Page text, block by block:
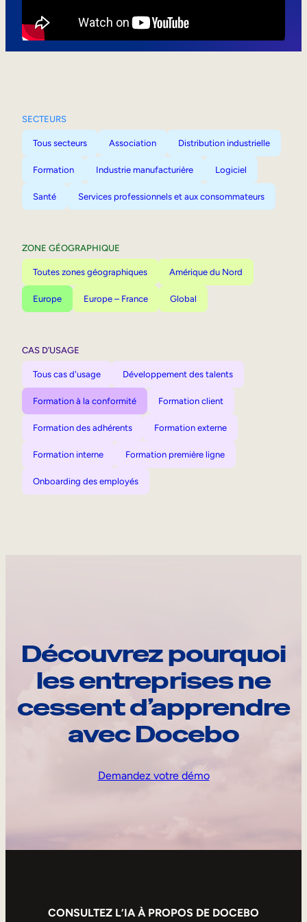
SECTEURS
Tous secteurs Association Distribution industrielle
Formation Industrie manufacturière Logiciel
Santé Services professionnels et aux consommateurs
ZONE GÉOGRAPHIQUE
Toutes zones géographiques Amérique du Nord
Europe Europe – France Global
CAS D’USAGE
Tous cas d'usage Développement des talents
Formation à la conformité Formation client
Formation des adhérents Formation externe
Formation interne Formation première ligne
Onboarding des employés
Découvrez pourquoi
les entreprises ne
cessent d’apprendre
avec Docebo
Demandez votre démo
CONSULTEZ L’IA À PROPOS DE DOCEBO